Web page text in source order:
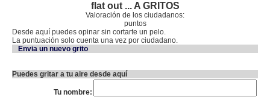
flat out ... A GRITOS
Valoración de los ciudadanos:
puntos
Desde aquí puedes opinar sin cortarte un pelo.
La puntuación solo cuenta una vez por ciudadano.
Envia un nuevo grito
Puedes gritar a tu aire desde aquí
Tu nombre: